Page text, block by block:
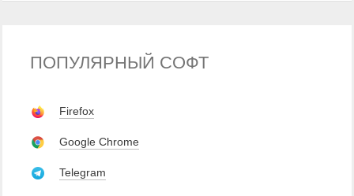
ПОПУЛЯРНЫЙ СОФТ
Firefox
Google Chrome
Telegram